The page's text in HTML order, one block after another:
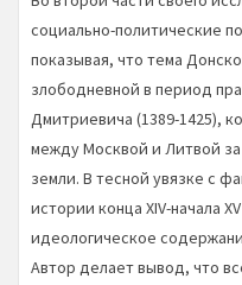
социально-политические
показывая, что тема
злободневной в период
Дмитриевича (1389-1425),
между Москвой и Литвой
земли. В тесной увязке с
истории конца XIV-начала
идеологическое
Автор делает вывод, что